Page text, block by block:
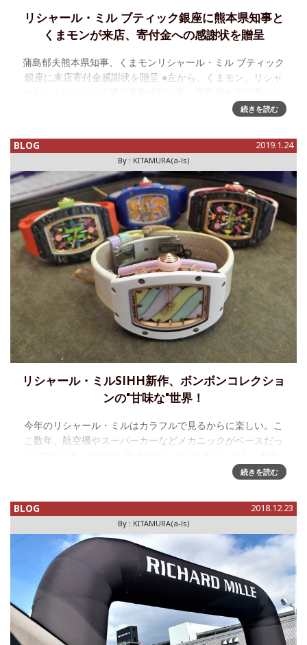
リシャール・ミル ブティック銀座に熊本県知事と
くまモンが来店、寄付金への感謝状を贈呈
蒲島郁夫熊本県知事、くまモンリシャール・ミル ブティック
銀座に来店寄付金感謝状を贈呈 ●左から、くまモン、リシャ
ャール・ミル・ジャパン株式会社が、リシャール・ミルに携
続きを読む
BLOG 2019.1.24
By : KITAMURA(a-ls)
リシャール・ミルSIHH新作、ボンボンコレクショ
ンの"甘味な"世界！
今年のリシャール・ミルはカラフルで見るからに楽しい。こ
こ数年、航空機やスーパーカーなどメカニックがベースだっ
ー。壁に作られた棚には、いろとりどりのキャンデー・ポッ
続きを読む
BLOG 2018.12.23
By : KITAMURA(a-ls)